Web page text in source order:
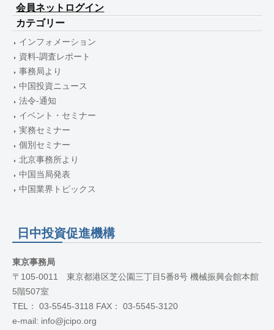
会員ネットログイン
カテゴリー
インフォメーション
資料-調査レポート
事務局より
中国投資ニュース
法令-通知
イベント・セミナー
実務セミナー
個別セミナー
北京事務所より
中国当局発表
中国業界トピックス
日中投資促進機構
東京事務局
〒105-0011 東京都港区芝公園三丁目5番8号 機械振興会館本館
5階507室
TEL： 03-5545-3118 FAX： 03-5545-3120
e-mail: info@jcipo.org